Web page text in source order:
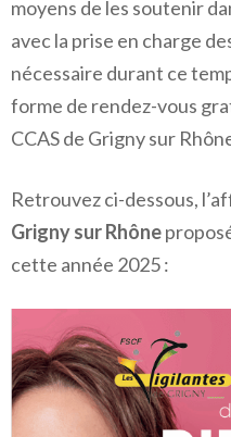
moyens de les soutenir
avec la prise en charge
nécessaire durant ce
forme de rendez-vous
CCAS de Grigny sur
Retrouvez ci-dessous,
Grigny sur Rhône
cette année 2025 :